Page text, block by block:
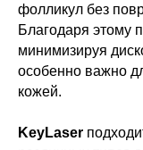
фолликул без
Благодаря этому
минимизируя
особенно важно
кожей.
KeyLaser